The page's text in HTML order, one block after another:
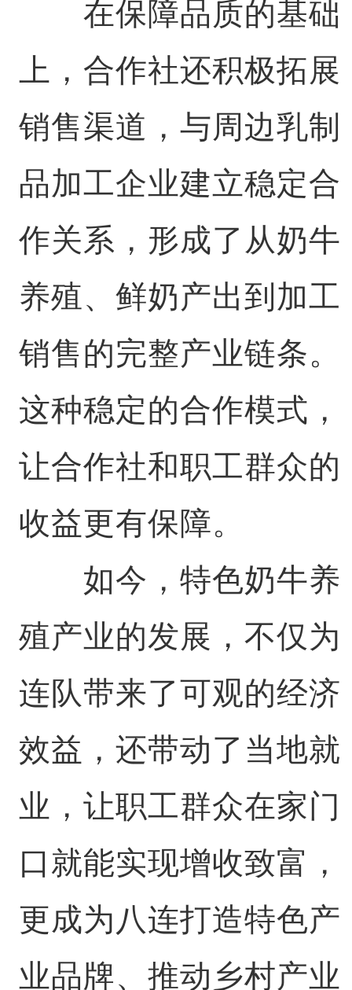
在保障品质的基础
上，合作社还积极拓展
销售渠道，与周边乳制
品加工企业建立稳定合
作关系，形成了从奶牛
养殖、鲜奶产出到加工
销售的完整产业链条。
这种稳定的合作模式，
让合作社和职工群众的
收益更有保障。
如今，特色奶牛养
殖产业的发展，不仅为
连队带来了可观的经济
效益，还带动了当地就
业，让职工群众在家门
口就能实现增收致富，
更成为八连打造特色产
业品牌、推动乡村产业